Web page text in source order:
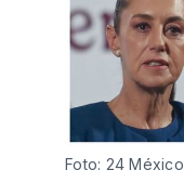
Foto: 24 México